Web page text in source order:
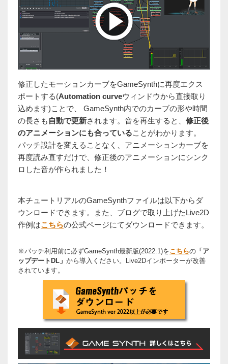
修正したモーションカーブをGameSynthに再度エクス
ポートする(Automation curveウィンドウから直接取り
込めます)ことで、 GameSynth内でのカーブの形や時間
の長さも 自動で更新されます。音を再生すると、 修正後
のアニメーションにも合っていることがわかります。
パッチ設計を変えることなく、アニメーションカーブを
再度読み直すだけで、修正後のアニメーションにシンク
ロした音が作られました！
本チュートリアルのGameSynthファイルは以下からダ
ウンロードできます。また、ブログで取り上げたLive2D
作例はこちらの公式ページにてダウンロードできます。
※パッチ利用前に必ずGameSynth最新版(2022.1)をこちらの 「ア
ップデートDL」 から導入ください。Live2Dインポーターが改善
されています。